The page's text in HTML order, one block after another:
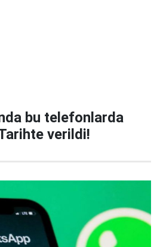
bu telefonlarda
verildi!